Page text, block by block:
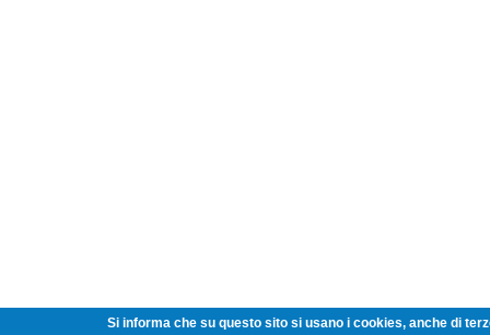
Si informa che su questo sito si usano i cookies, anche di